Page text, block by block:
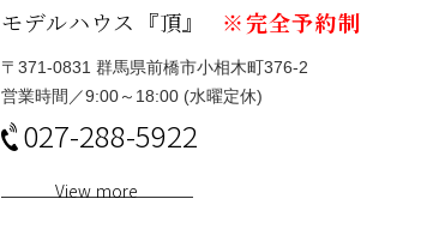
モデルハウス『頂』 ※完全予約制
〒371-0831 群馬県前橋市小相木町376-2
営業時間／9:00～18:00 (水曜定休)
027-288-5922
View more